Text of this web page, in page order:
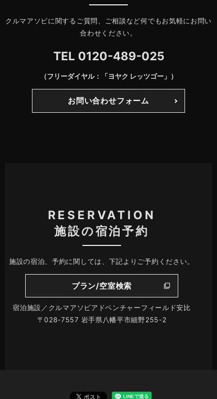
クルマアソビに関するご質問、ご相談など何でもお気軽にお問い
合わせください。
TEL 0120-489-025
（フリーダイヤル：「ヨヤク レッツゴー」）
お問い合わせフォーム
RESERVATION
施設の宿泊予約
施設の宿泊、予約に関しては、下記よりご予約ください。
プラン/空室検索
宿泊施設／クルマアソビアドベンチャーフィールド安比
〒028-7557 岩手県八幡平市細野255-2